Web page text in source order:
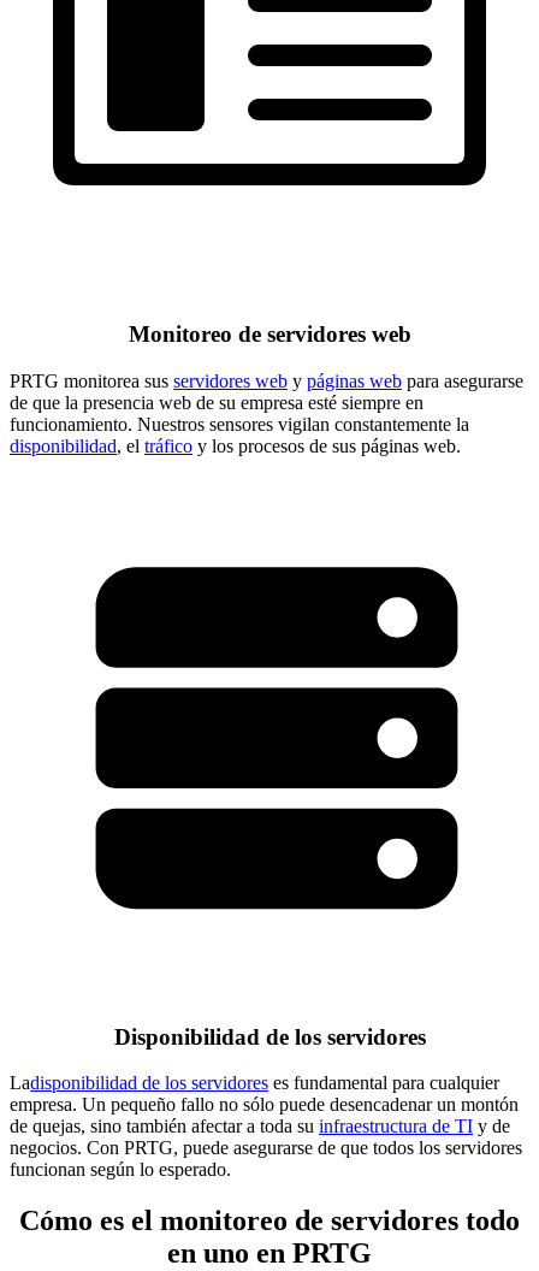
Monitoreo de servidores web
PRTG monitorea sus servidores web y páginas web para asegurarse
de que la presencia web de su empresa esté siempre en
funcionamiento. Nuestros sensores vigilan constantemente la
disponibilidad, el tráfico y los procesos de sus páginas web.
Disponibilidad de los servidores
Ladisponibilidad de los servidores es fundamental para cualquier
empresa. Un pequeño fallo no sólo puede desencadenar un montón
de quejas, sino también afectar a toda su infraestructura de TI y de
negocios. Con PRTG, puede asegurarse de que todos los servidores
funcionan según lo esperado.
Cómo es el monitoreo de servidores todo
en uno en PRTG